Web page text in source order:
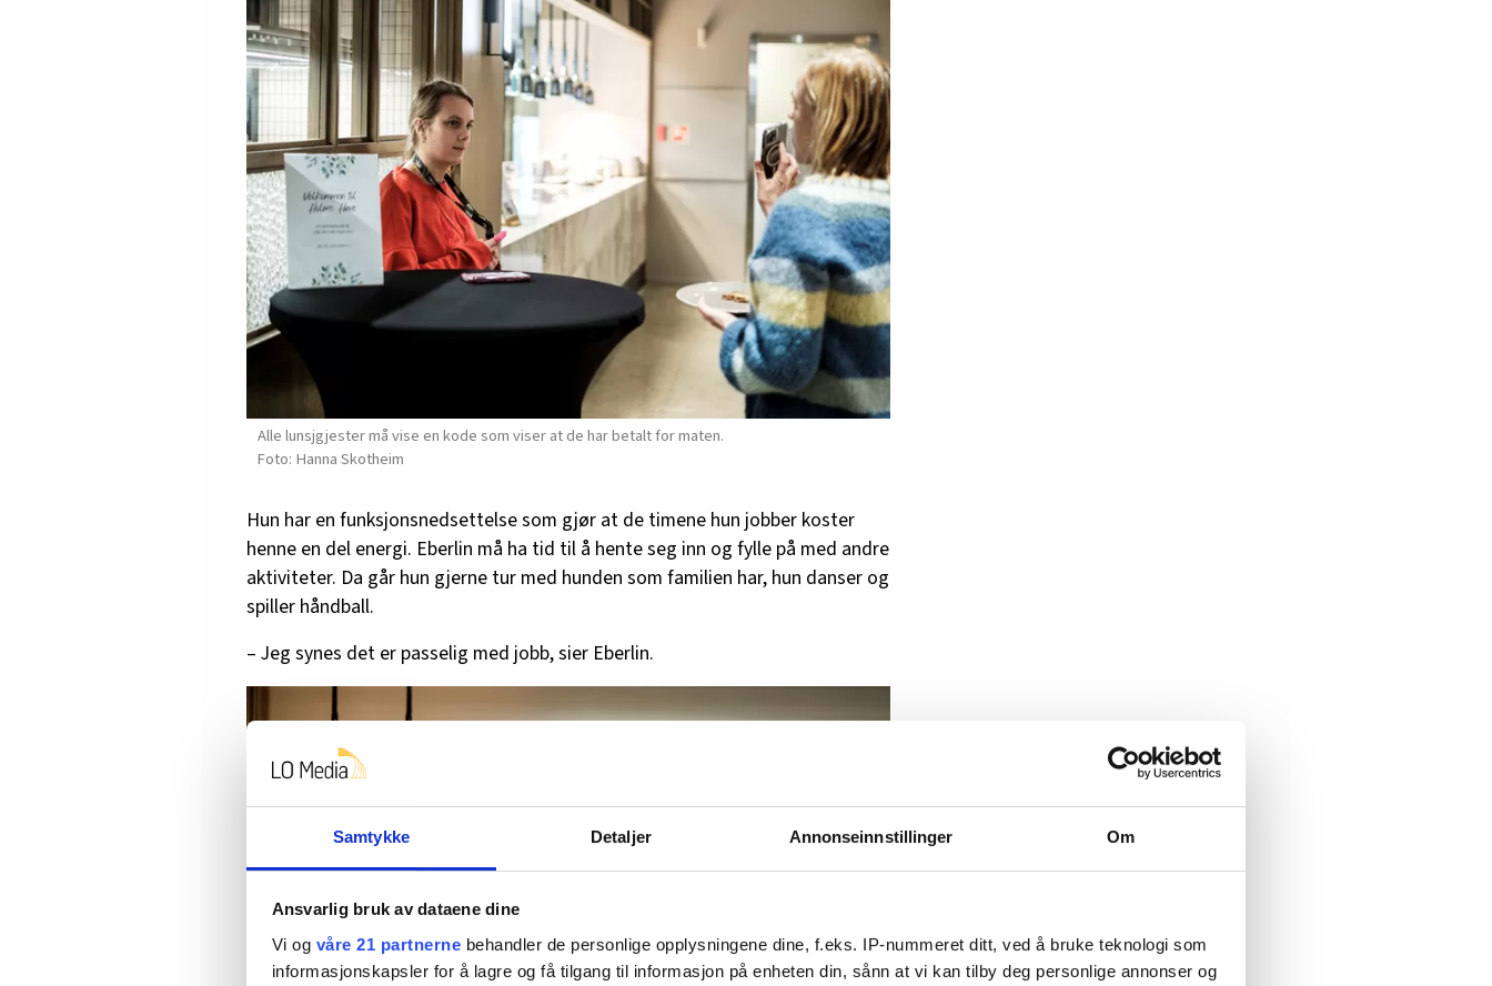
Samtykke Detaljer Annonseinnstillinger Om
Ansvarlig bruk av dataene dine
Vi og våre 21 partnerne behandler de personlige opplysningene dine, f.eks. IP-nummeret ditt, ved å bruke teknologi som
informasjonskapsler for å lagre og få tilgang til informasjon på enheten din, sånn at vi kan tilby deg personlige annonser og
Alle lunsjgjester må vise en kode som viser at de har betalt for maten.
Hanna Skotheim
Hun har en funksjonsnedsettelse som gjør at de timene hun jobber koster
henne en del energi. Eberlin må ha tid til å hente seg inn og fylle på med andre
aktiviteter. Da går hun gjerne tur med hunden som familien har, hun danser og
spiller håndball.
– Jeg synes det er passelig med jobb, sier Eberlin.